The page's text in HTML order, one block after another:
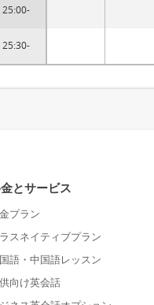
25:00-
25:30-
とサービス
プラン
スネイティブプラン
語・中国語レッスン
向け英会話